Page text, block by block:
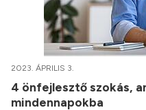
2023. ÁPRILIS 3.
4 önfejlesztő szokás,
mindennapokba